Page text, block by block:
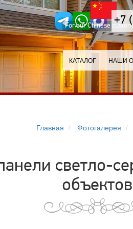
For our Chinese +7
КАТАЛОГ НАШИ
Главная Фотогалерея
светло-
объектов